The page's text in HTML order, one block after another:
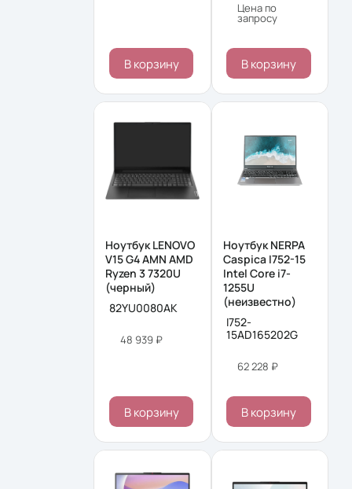
В корзину
Цена по
запросу
В корзину
Ноутбук LENOVO
V15 G4 AMN AMD
Ryzen 3 7320U
(черный)
82YU0080AK
48 939 ₽
В корзину
Ноутбук NERPA
Caspica I752-15
Intel Core i7-
1255U
(неизвестно)
I752-
15AD165202G
62 228 ₽
В корзину